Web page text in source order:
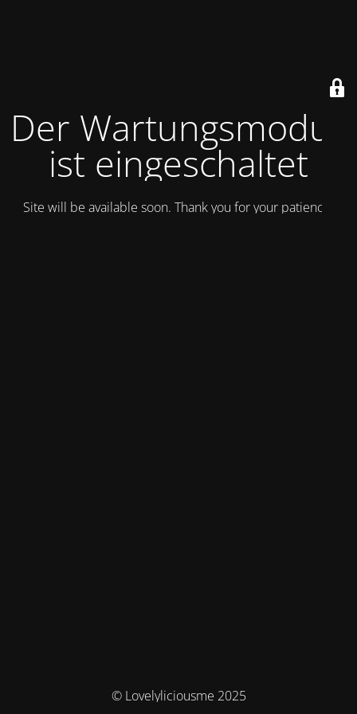
Der Wartungsmodus
ist eingeschaltet
Site will be available soon. Thank you for your patience!
© Lovelyliciousme 2025